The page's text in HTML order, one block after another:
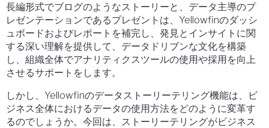
長編形式でブログのようなストーリーと、データ主導のプ
レゼンテーションであるプレゼントは、Yellowfinのダッシ
ュボードおよびレポートを補完し、発見とインサイトに関
する深い理解を提供して、データドリブンな文化を構築
し、組織全体でアナリティクスツールの使用や採用を向上
させるサポートをします。
しかし、Yellowfinのデータストーリーテリング機能は、ビ
ジネス全体におけるデータの使用方法をどのように変革す
るのでしょうか。今回は、ストーリーテリングがビジネス